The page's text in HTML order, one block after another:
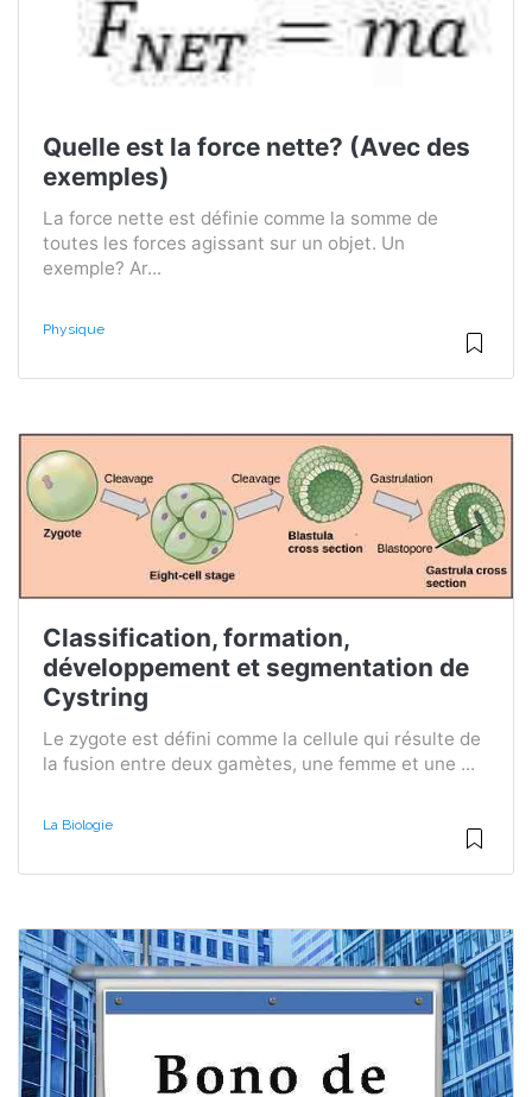
Quelle est la force nette? (Avec des
exemples)
La force nette est définie comme la somme de
toutes les forces agissant sur un objet. Un
exemple? Ar...
Physique
Classification, formation,
développement et segmentation de
Cystring
Le zygote est défini comme la cellule qui résulte de
la fusion entre deux gamètes, une femme et une ...
La Biologie